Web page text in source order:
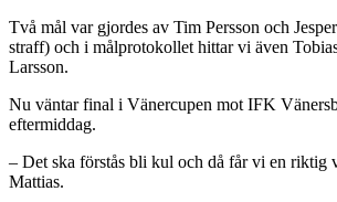
Två mål var gjordes av Tim Persson och
straff) och i målprotokollet hittar vi även
Larsson.
Nu väntar final i Vänercupen mot IFK
eftermiddag.
– Det ska förstås bli kul och då får vi en riktig
Mattias.